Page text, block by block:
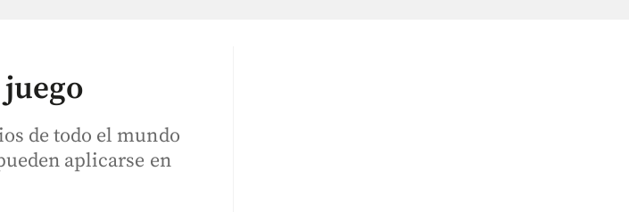
de todo el mundo
aplicarse en